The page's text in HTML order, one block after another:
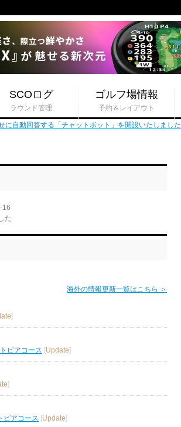
SCOログ
ラウンド管理
ゴルフ場情報
予約＆レイアウト
に自動回答する「チャットボット」を開設いたしました
16
た
海外の情報更新一覧はこちら ＞
]
ピアコース [Update]
]
ピアコース [Update]